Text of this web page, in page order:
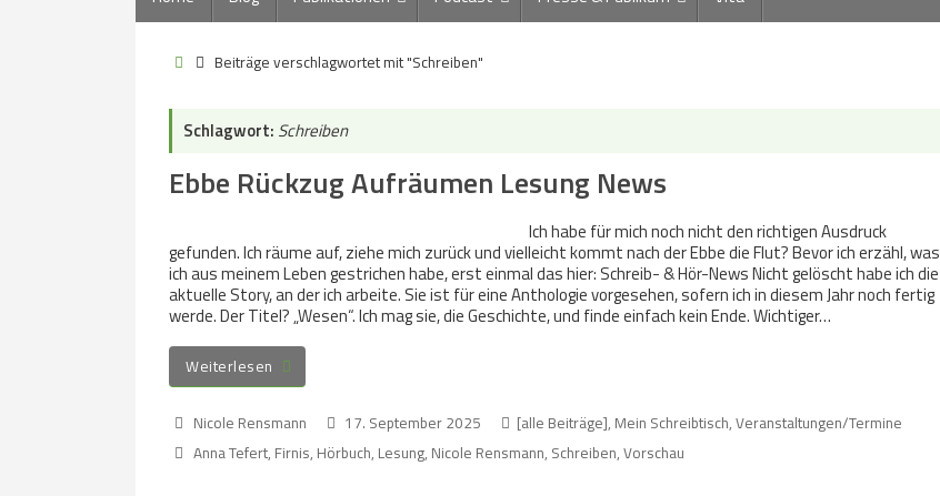
Inhalt
springen
StartBeiträge verschlagwortet mit "Schreiben"
Schlagwort: Schreiben
Ebbe Rückzug Aufräumen Lesung News
Ich habe für mich noch nicht den richtigen Ausdruck
gefunden. Ich räume auf, ziehe mich zurück und vielleicht kommt nach der Ebbe die Flut? Bevor ich erzähl, was
ich aus meinem Leben gestrichen habe, erst einmal das hier: Schreib- & Hör-News Nicht gelöscht habe ich die
aktuelle Story, an der ich arbeite. Sie ist für eine Anthologie vorgesehen, sofern ich in diesem Jahr noch fertig
werde. Der Titel? „Wesen“. Ich mag sie, die Geschichte, und finde einfach kein Ende. Wichtiger…
Weiterlesen
Nicole Rensmann 17. September 2025 [alle Beiträge], Mein Schreibtisch, Veranstaltungen/Termine
Anna Tefert, Firnis, Hörbuch, Lesung, Nicole Rensmann, Schreiben,Vorschau